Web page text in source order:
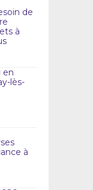
de
à
en
lès-
à